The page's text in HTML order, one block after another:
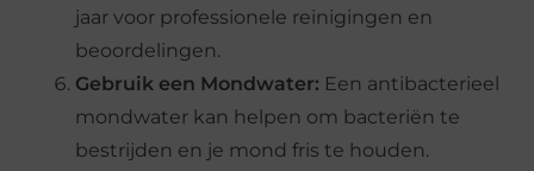
jaar voor professionele reinigingen en
beoordelingen.
Gebruik een Mondwater: Een antibacterieel
mondwater kan helpen om bacteriën te
bestrijden en je mond fris te houden.